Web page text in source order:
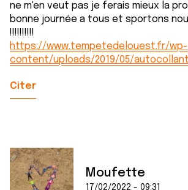
ne m'en veut pas je ferais mieux la
bonne journée a tous et sportons
!!!!!!!!!!
https://www.tempetedelouest.fr/wp-
content/uploads/2019/05/
Citer
Moufette
17/02/2022 - 09:31